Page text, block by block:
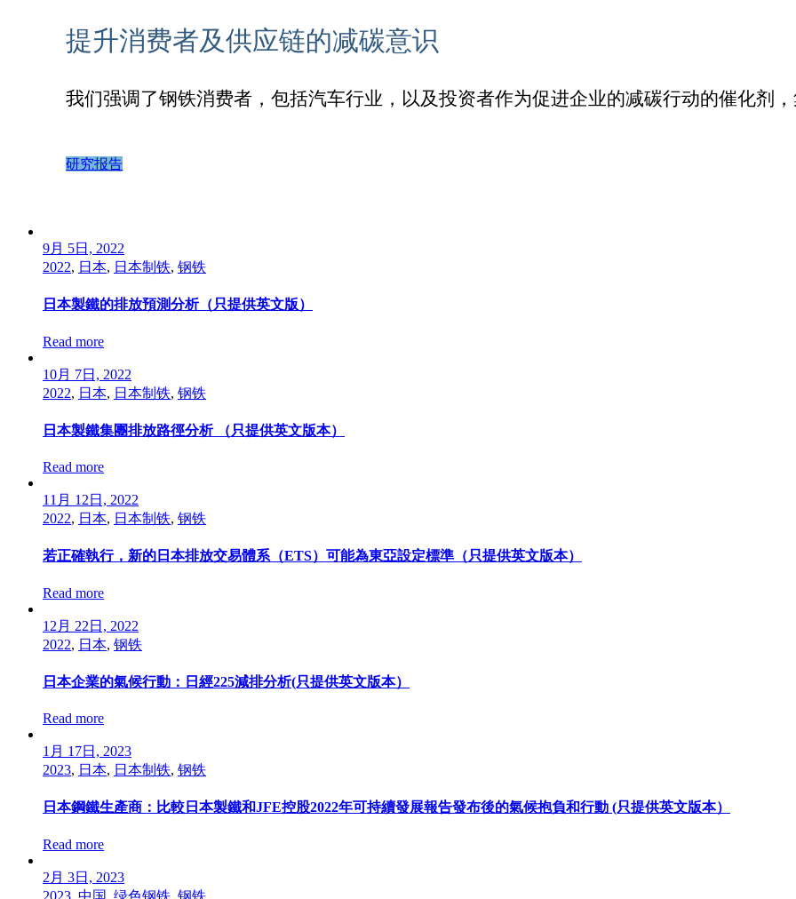
提升消费者及供应链的减碳意识
我们强调了钢铁消费者，包括汽车行业，以及投资者作为促进企业的减碳行动的催化剂
研究报告
9月 5日, 2022
2022, 日本, 日本制铁, 钢铁
日本製鐵的排放預測分析（只提供英文版）
Read more
10月 7日, 2022
2022, 日本, 日本制铁, 钢铁
日本製鐵集團排放路徑分析 （只提供英文版本）
Read more
11月 12日, 2022
2022, 日本, 日本制铁, 钢铁
若正確執行，新的日本排放交易體系（ETS）可能為東亞設定標準（只提供英文版本）
Read more
12月 22日, 2022
2022, 日本, 钢铁
日本企業的氣候行動：日經225減排分析(只提供英文版本）
Read more
1月 17日, 2023
2023, 日本, 日本制铁, 钢铁
日本鋼鐵生產商：比較日本製鐵和JFE控股2022年可持續發展報告發布後的氣候抱負和行動 (只提供英文版本）
Read more
2月 3日, 2023
2023 中国 绿色钢铁 钢铁